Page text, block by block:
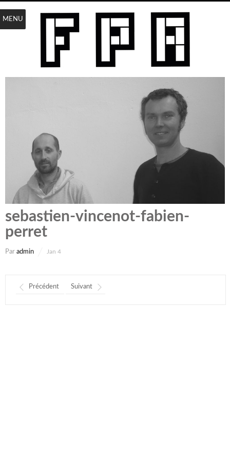
sebastien-vincenot-fabien-
perret
Par admin Jan 4
Précédent Suivant
MENU